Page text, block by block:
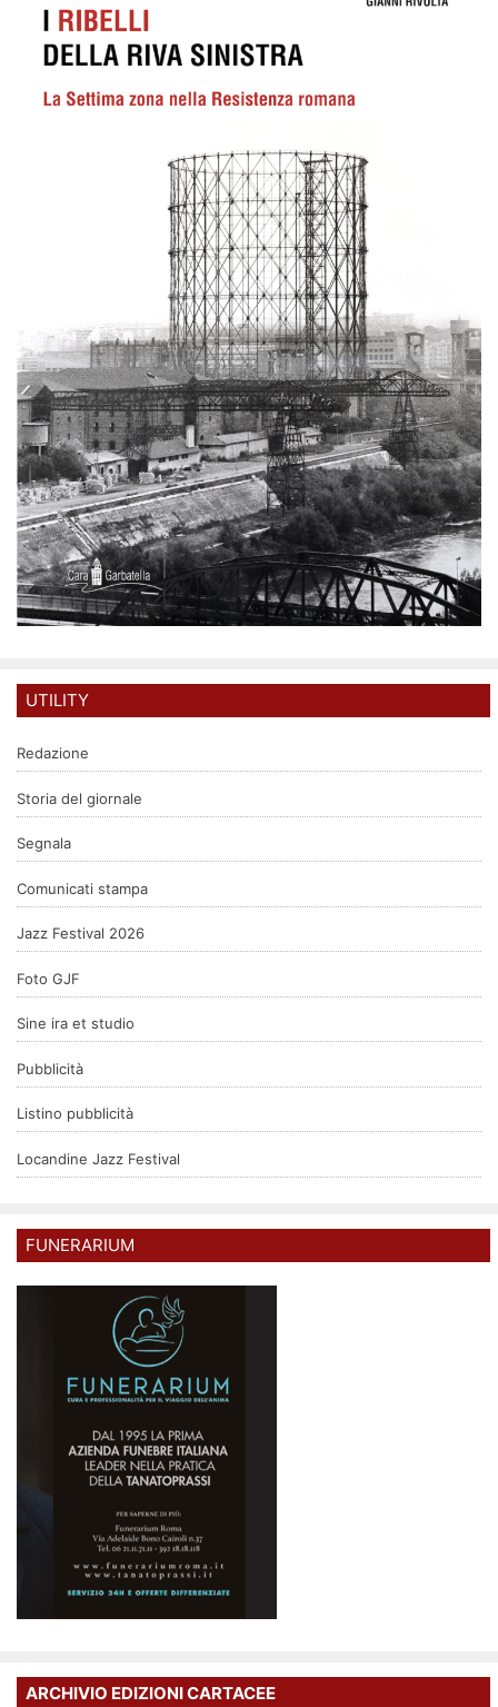
UTILITY
Redazione
Storia del giornale
Segnala
Comunicati stampa
Jazz Festival 2026
Foto GJF
Sine ira et studio
Pubblicità
Listino pubblicità
Locandine Jazz Festival
FUNERARIUM
ARCHIVIO EDIZIONI CARTACEE